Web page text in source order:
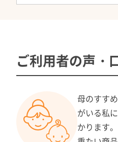
ご利用者の声・
母のすす
がいる私
かります